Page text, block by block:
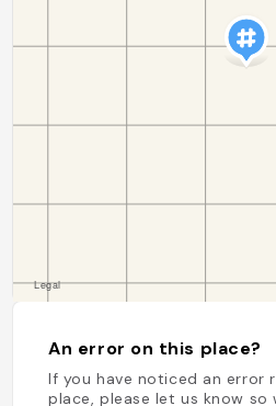
An error on this place?
If you have noticed an error
place, please let us know so